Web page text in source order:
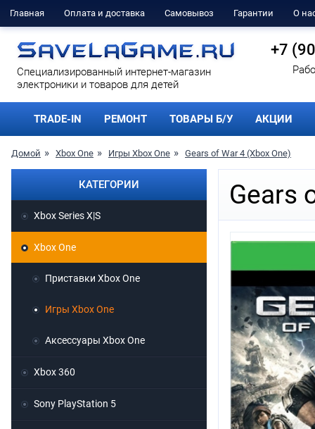
Главная Оплата и доставка Самовывоз Гарантии О
Cпециализированный интернет-магазин
электроники и товаров для детей
+7
TRADE-IN РЕМОНТ ТОВАРЫ Б/У АКЦИИ
Домой Xbox One Игры Xbox One Gears of War 4 (Xbox One)
Gears
КАТЕГОРИИ
Xbox Series X|S
Xbox One
Приставки Xbox One
Игры Xbox One
Аксессуары Xbox One
Xbox 360
Sony PlayStation 5